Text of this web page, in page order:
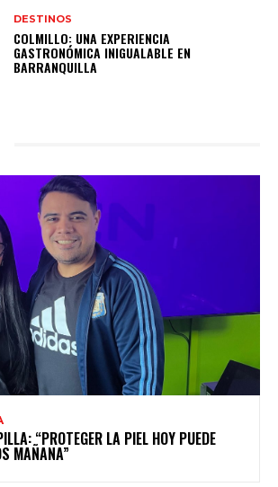
DESTINOS
COLMILLO: UNA EXPERIENCIA
GASTRONÓMICA INIGUALABLE EN
BARRANQUILLA
“PROTEGER LA PIEL HOY PUEDE
MAÑANA”